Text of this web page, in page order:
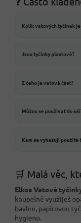
Kolik vatových tyčinek
Jsou tyčinky plastové?
Z čeho je vatová část?
Můžou se používat do
Kam se vyhazují použité
🛒 Malá věc,
Elkos Vatové
koupelně využiješ
bavlnu, papírovou
hygienu.